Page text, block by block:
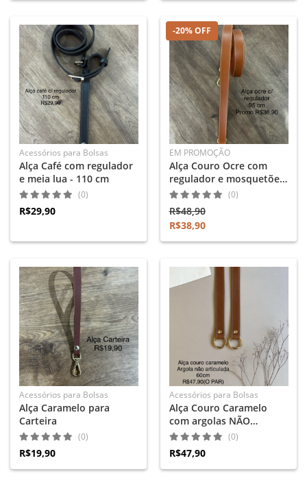
Acessórios para Bolsas
Alça Café com regulador
e meia lua - 110 cm
(0)
R$29,90
-20% OFF
EM PROMOÇÃO
Alça Couro Ocre com
regulador e mosquetões
- 125 cm
(0)
R$48,90
R$38,90
Acessórios para Bolsas
Alça Caramelo para
Carteira
(0)
R$19,90
Acessórios para Bolsas
Alça Couro Caramelo
com argolas NÃO
ARTICULADAS- 60 cm - O
PAR
(0)
R$47,90